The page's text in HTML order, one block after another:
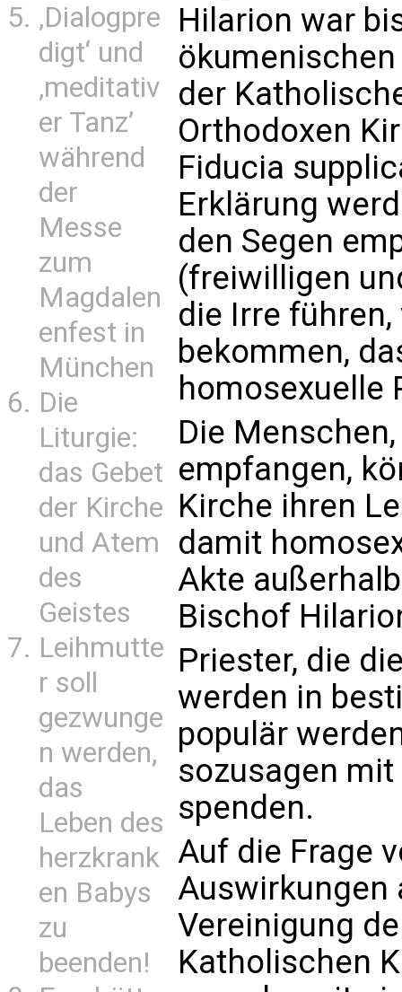
‚Dialogpre
digt‘ und
‚meditativ
er Tanz’
während
der
Messe
zum
Magdalen
enfest in
München
Die
Liturgie:
das Gebet
der Kirche
und Atem
des
Geistes
Leihmutte
r soll
gezwunge
n werden,
das
Leben des
herzkrank
en Babys
zu
beenden!
Hilarion war
der
Orthodoxen
Fiducia
Erklärung
den Segen
(freiwilligen
die Irre
bekommen,
homosexuelle
Die
empfangen,
Kirche ihren
damit
Akte
Bischof
Priester, die
werden in
populär
sozusagen
spenden.
Auf die Frage
Auswirkungen
Vereinigung
Katholischen